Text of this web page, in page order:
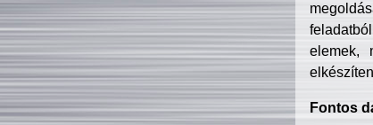
elemek,
Fontos